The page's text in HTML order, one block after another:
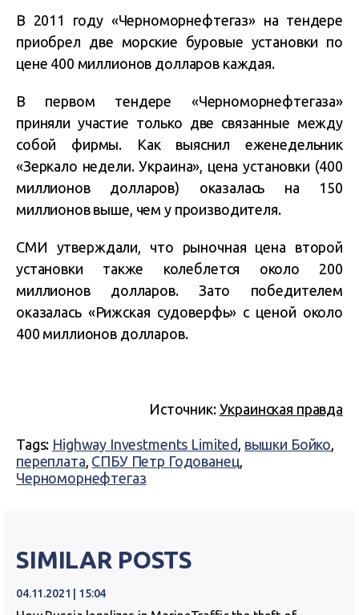
В 2011 году «Черноморнефтегаз» на тендере
приобрел две морские буровые установки по
цене 400 миллионов долларов каждая.
В первом тендере «Черноморнефтегаза»
приняли участие только две связанные между
собой фирмы. Как выяснил еженедельник
«Зеркало недели. Украина», цена установки (400
миллионов долларов) оказалась на 150
миллионов выше, чем у производителя.
СМИ утверждали, что рыночная цена второй
установки также колеблется около 200
миллионов долларов. Зато победителем
оказалась «Рижская судоверфь» с ценой около
400 миллионов долларов.
Источник: Украинская правда
Tags: Highway Investments Limited, вышки Бойко,
переплата, СПБУ Петр Годованец,
Черноморнефтегаз
SIMILAR POSTS
04.11.2021 | 15:04